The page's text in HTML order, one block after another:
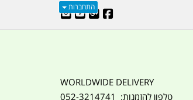
התחברות
WORLDWIDE DELIVERY
טלפון להזמנות: 052-3214741